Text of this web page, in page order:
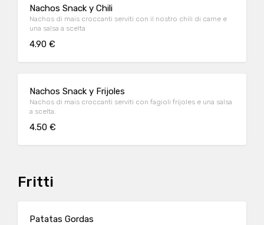
Nachos Snack y Chili
Nachos di mais croccanti serviti con il nostro chili di carne e
una salsa a scelta
4.90 €
Nachos Snack y Frijoles
Nachos di mais croccanti serviti con fagioli frijoles e una salsa
a scelta.
4.50 €
Fritti
Patatas Gordas